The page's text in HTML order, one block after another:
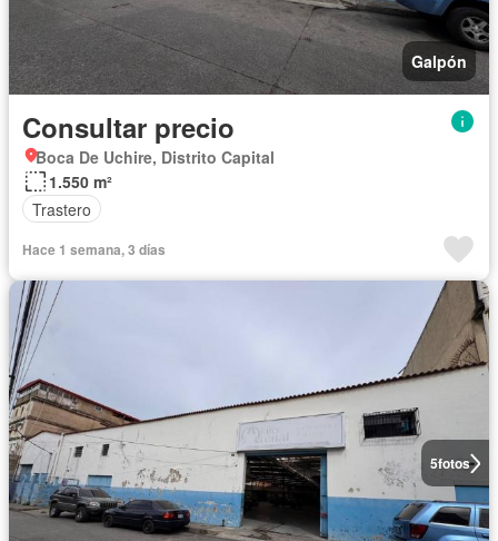
Galpón
Consultar precio
Boca De Uchire, Distrito Capital
1.550 m²
Trastero
Hace 1 semana, 3 días
5fotos